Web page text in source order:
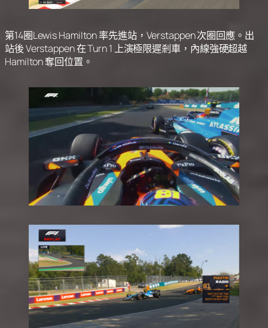
第14圈Lewis Hamilton 率先進站，Verstappen 次圈回應。出
站後 Verstappen 在 Turn 1 上演極限遲剎車，內線強硬超越
Hamilton 奪回位置。